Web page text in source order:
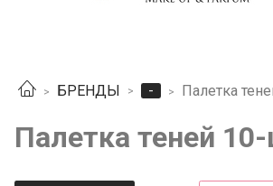
БРЕНДЫ - Палетка
Палетка теней